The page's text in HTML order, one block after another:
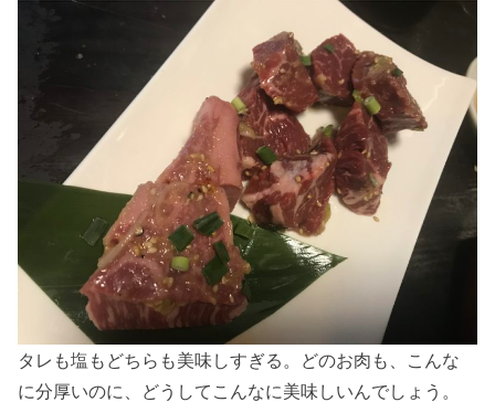
タレも塩もどちらも美味しすぎる。どのお肉も、こんな
に分厚いのに、どうしてこんなに美味しいんでしょう。